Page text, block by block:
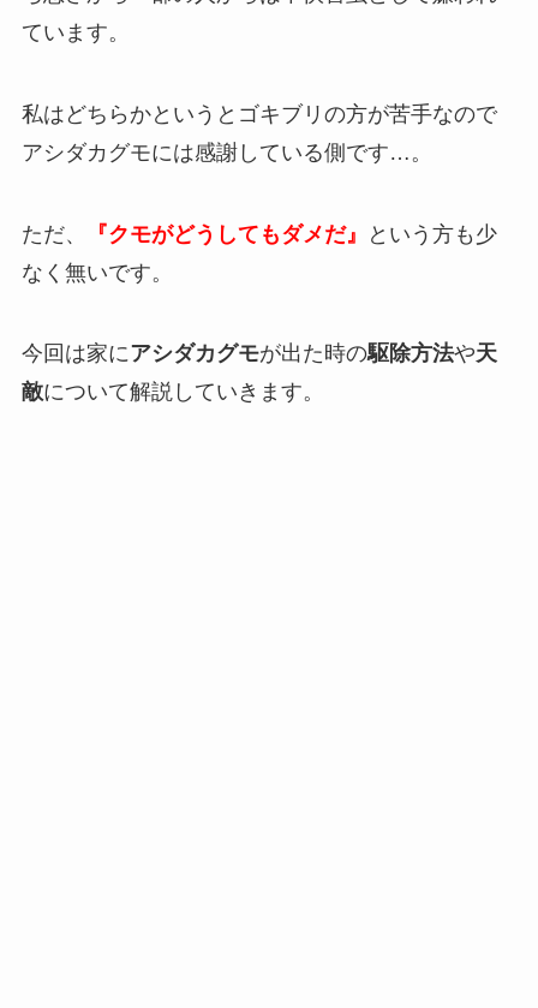
ています。
私はどちらかというとゴキブリの方が苦手なので
アシダカグモには感謝している側です…。
ただ、 『クモがどうしてもダメだ』
という方も少
なく無いです。
今回は家にアシダカグモが出た時の駆除方法や天
敵について解説していきます。